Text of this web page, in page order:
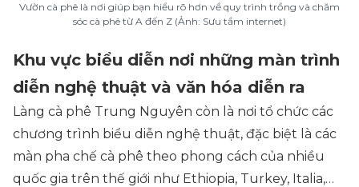
Vườn cà phê là nơi giúp bạn hiểu rõ hơn về quy trình trồng và chăm
sóc cà phê từ A đến Z (Ảnh: Sưu tầm internet)
Khu vực biểu diễn nơi những màn trình
diễn nghệ thuật và văn hóa diễn ra
Làng cà phê Trung Nguyên còn là nơi tổ chức các
chương trình biểu diễn nghệ thuật, đặc biệt là các
màn pha chế cà phê theo phong cách của nhiều
quốc gia trên thế giới như Ethiopia, Turkey, Italia,…